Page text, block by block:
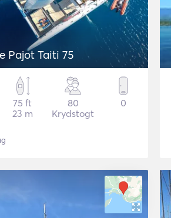
Pajot Taiti 75
75 ft
23 m
80
Krydstogt
0